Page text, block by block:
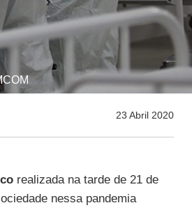
23 Abril 2020
realizada na tarde de 21 de
nessa pandemia